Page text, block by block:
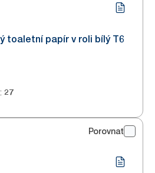
toaletní papír v roli bílý T6
: 27
Porovnat